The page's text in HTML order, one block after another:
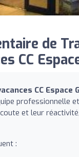
de
CC
CC Espace
professionnelle
et leur
: